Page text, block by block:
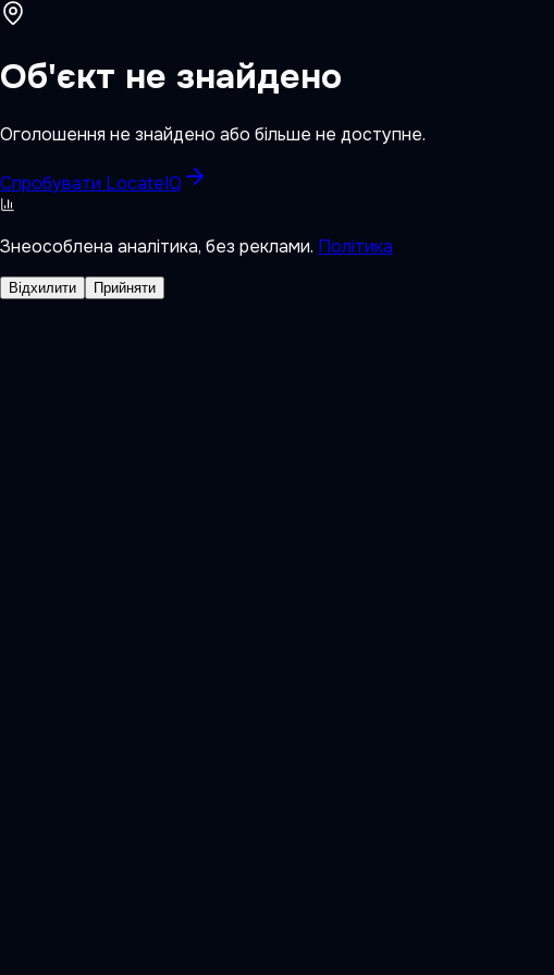
Об'єкт не знайдено
Оголошення не знайдено або більше не доступне.
Спробувати LocateIQ
Знеособлена аналітика, без реклами. Політика
Відхилити Прийняти